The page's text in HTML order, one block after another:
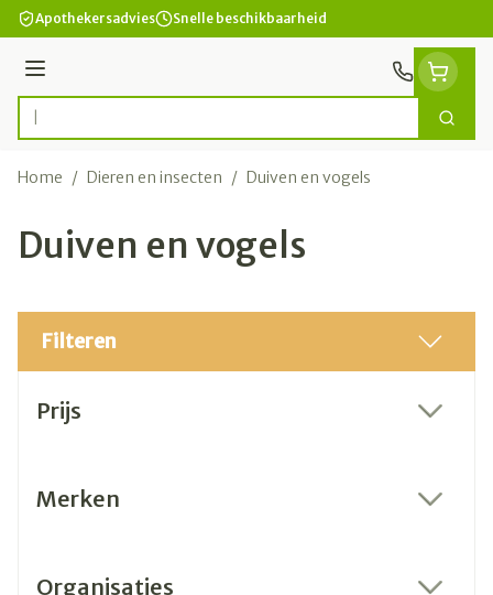
Ga naar de inhoud
Apothekersadvies Snelle beschikbaarheid
Menu
Product, merk, categorie... Zoek
Home / Dieren en insecten / Duiven en vogels
Duiven en vogels
Filteren
Prijs
Merken
Organisaties